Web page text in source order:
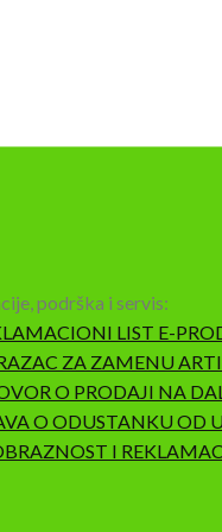
podrška i servis:
LIST E-
ZA ZAMENU
O PRODAJI NA
O ODUSTANKU OD
I